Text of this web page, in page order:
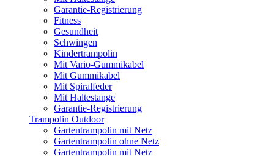
Garantie-Registrierung
Fitness
Gesundheit
Schwingen
Kindertrampolin
Mit Vario-Gummikabel
Mit Gummikabel
Mit Spiralfeder
Mit Haltestange
Garantie-Registrierung
Trampolin Outdoor
Gartentrampolin mit Netz
Gartentrampolin ohne Netz
Gartentrampolin mit Netz